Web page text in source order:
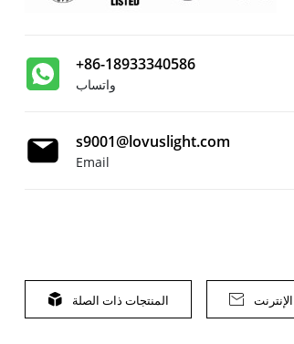
+86-18933340586
واتساب
s9001@lovuslight.com
Email
 المنتجات ذات الصلة 